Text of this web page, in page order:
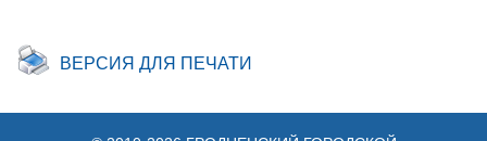
ВЕРСИЯ ДЛЯ ПЕЧАТИ